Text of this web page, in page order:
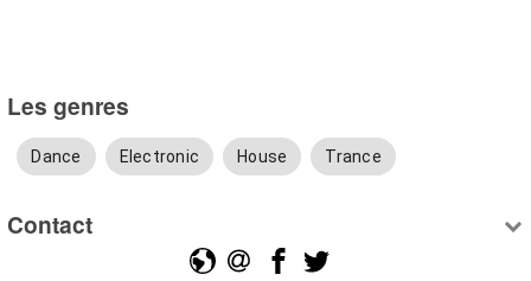
Les genres
Dance Electronic House Trance
Contact